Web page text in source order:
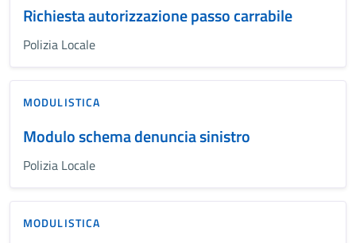
Richiesta autorizzazione passo carrabile
Polizia Locale
MODULISTICA
Modulo schema denuncia sinistro
Polizia Locale
MODULISTICA